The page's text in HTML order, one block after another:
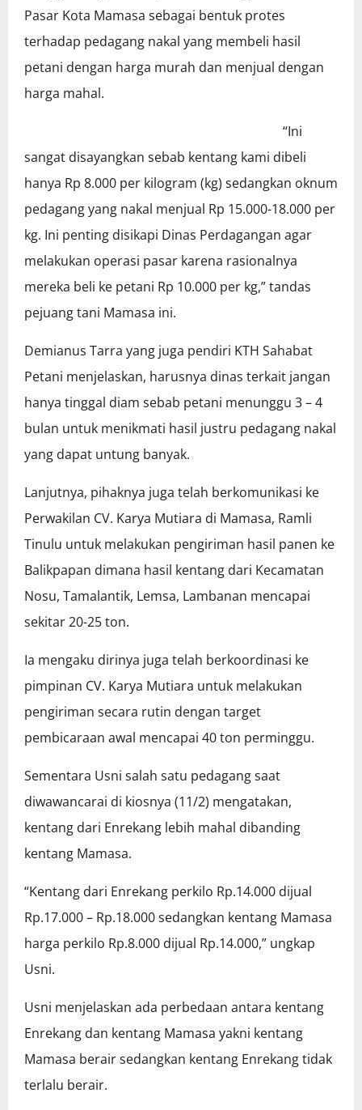
Pasar Kota Mamasa sebagai bentuk protes
terhadap pedagang nakal yang membeli hasil
petani dengan harga murah dan menjual dengan
harga mahal.
“Ini
sangat disayangkan sebab kentang kami dibeli
hanya Rp 8.000 per kilogram (kg) sedangkan oknum
pedagang yang nakal menjual Rp 15.000-18.000 per
kg. Ini penting disikapi Dinas Perdagangan agar
melakukan operasi pasar karena rasionalnya
mereka beli ke petani Rp 10.000 per kg,” tandas
pejuang tani Mamasa ini.
Demianus Tarra yang juga pendiri KTH Sahabat
Petani menjelaskan, harusnya dinas terkait jangan
hanya tinggal diam sebab petani menunggu 3 – 4
bulan untuk menikmati hasil justru pedagang nakal
yang dapat untung banyak.
Lanjutnya, pihaknya juga telah berkomunikasi ke
Perwakilan CV. Karya Mutiara di Mamasa, Ramli
Tinulu untuk melakukan pengiriman hasil panen ke
Balikpapan dimana hasil kentang dari Kecamatan
Nosu, Tamalantik, Lemsa, Lambanan mencapai
sekitar 20-25 ton.
Ia mengaku dirinya juga telah berkoordinasi ke
pimpinan CV. Karya Mutiara untuk melakukan
pengiriman secara rutin dengan target
pembicaraan awal mencapai 40 ton perminggu.
Sementara Usni salah satu pedagang saat
diwawancarai di kiosnya (11/2) mengatakan,
kentang dari Enrekang lebih mahal dibanding
kentang Mamasa.
“Kentang dari Enrekang perkilo Rp.14.000 dijual
Rp.17.000 – Rp.18.000 sedangkan kentang Mamasa
harga perkilo Rp.8.000 dijual Rp.14.000,” ungkap
Usni.
Usni menjelaskan ada perbedaan antara kentang
Enrekang dan kentang Mamasa yakni kentang
Mamasa berair sedangkan kentang Enrekang tidak
terlalu berair.